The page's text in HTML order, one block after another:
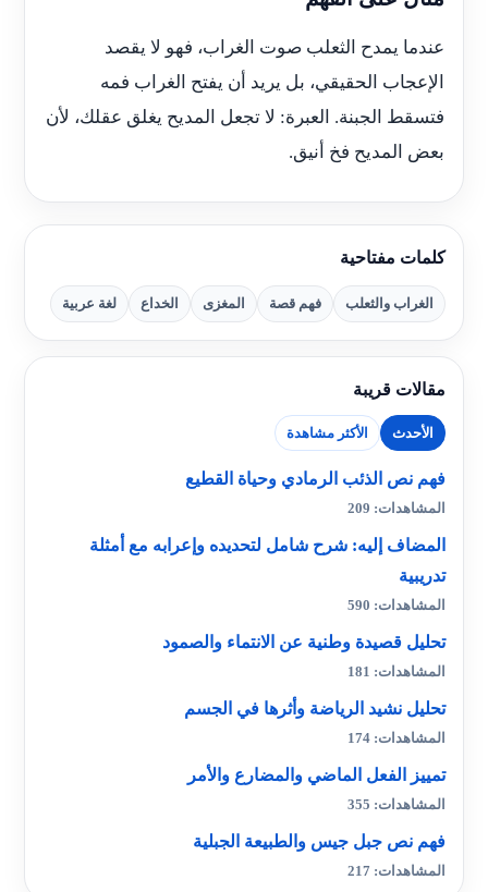
عندما يمدح الثعلب صوت الغراب، فهو لا يقصد
الإعجاب الحقيقي، بل يريد أن يفتح الغراب فمه
فتسقط الجبنة. العبرة: لا تجعل المديح يغلق عقلك، لأن
بعض المديح فخ أنيق.
كلمات مفتاحية
الغراب والثعلب فهم قصة المغزى الخداع لغة عربية
مقالات قريبة
الأحدث الأكثر مشاهدة
فهم نص الذئب الرمادي وحياة القطيع
المشاهدات: 209
المضاف إليه: شرح شامل لتحديده وإعرابه مع أمثلة
تدريبية
المشاهدات: 590
تحليل قصيدة وطنية عن الانتماء والصمود
المشاهدات: 181
تحليل نشيد الرياضة وأثرها في الجسم
المشاهدات: 174
تمييز الفعل الماضي والمضارع والأمر
المشاهدات: 355
فهم نص جبل جيس والطبيعة الجبلية
المشاهدات: 217